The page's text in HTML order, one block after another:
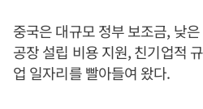
중국은 대규모 정부 보조금, 낮
공장 설립 비용 지원, 친기업적
업 일자리를 빨아들여 왔다.